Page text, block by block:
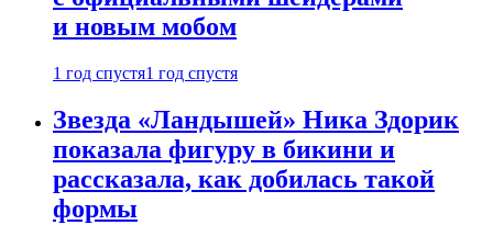
и новым мобом
1 год спустя1 год спустя
Звезда «Ландышей» Ника Здорик
показала фигуру в бикини и
рассказала, как добилась такой
формы